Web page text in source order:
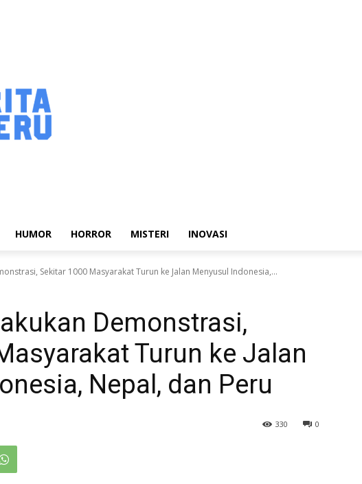
HUMOR HORROR MISTERI INOVASI
Sekitar 1000 Masyarakat Turun ke Jalan Menyusul Indonesia,...
Demonstrasi,
Turun ke Jalan
Nepal, dan Peru
0
330